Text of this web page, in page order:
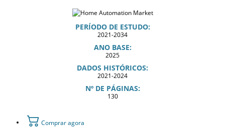
PERÍODO DE ESTUDO:
2021-2034
ANO BASE:
2025
DADOS HISTÓRICOS:
2021-2024
Nº DE PÁGINAS:
130
Comprar agora